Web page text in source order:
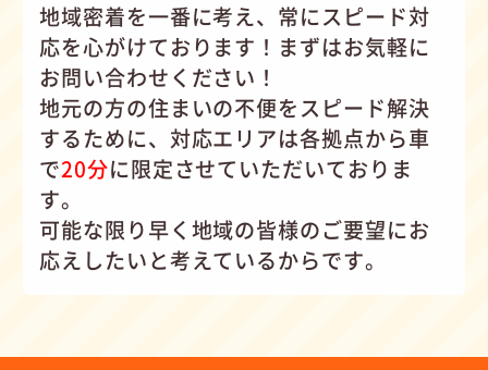
地域密着を一番に考え、常にスピード対
応を心がけております！まずはお気軽に
お問い合わせください！
地元の方の住まいの不便をスピード解決
するために、対応エリアは各拠点から車
で20分に限定させていただいておりま
す。
可能な限り早く地域の皆様のご要望にお
応えしたいと考えているからです。